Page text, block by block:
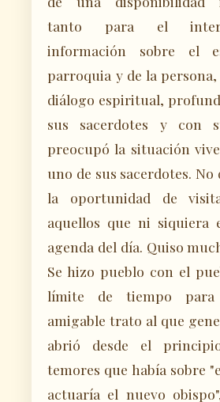
tanto para el
información sobre el
parroquia y de la
diálogo espiritual,
sus sacerdotes y con
preocupó la situación
uno de sus sacerdotes. No
la oportunidad de
aquellos que ni siquiera
agenda del día. Quiso
Se hizo pueblo con el
límite de tiempo para
amigable trato al que
abrió desde el
temores que había sobre
actuaría el nuevo